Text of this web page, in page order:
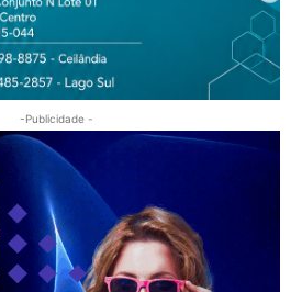
-Publicidade -